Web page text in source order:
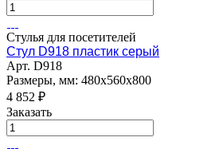
Стулья для посетителей
Стул D918 пластик серый
Арт. D918
Размеры, мм: 480х560х800
4 852 ₽
Заказать